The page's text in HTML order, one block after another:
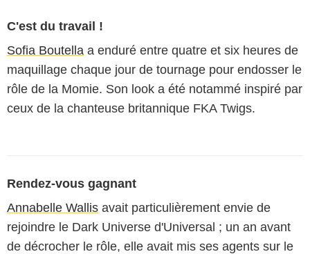
C'est du travail !
Sofia Boutella a enduré entre quatre et six heures de
maquillage chaque jour de tournage pour endosser le
rôle de la Momie. Son look a été notammé inspiré par
ceux de la chanteuse britannique FKA Twigs.
Rendez-vous gagnant
Annabelle Wallis avait particulièrement envie de
rejoindre le Dark Universe d'Universal ; un an avant
de décrocher le rôle, elle avait mis ses agents sur le